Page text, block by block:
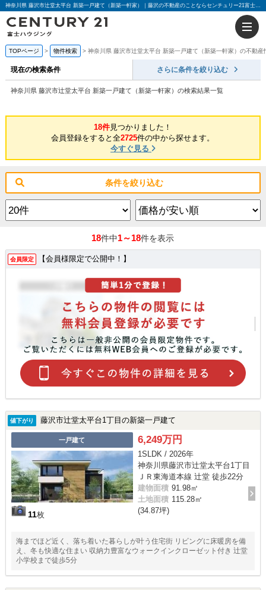
神奈川県 藤沢市辻堂太平台 新築一戸建て（新築一軒家）｜藤沢の不動産のことならセンチュリー21富士ハウジング
TOPページ 物件検索 神奈川県 藤沢市辻堂太平台 新築一戸建て（新築一軒家）の不動産
現在の検索条件 さらに条件を絞り込む
神奈川県 藤沢市辻堂太平台 新築一戸建て（新築一軒家）の検索結果一覧
18件見つかりました！
会員登録をすると全2725件の中から探せます。
今すぐ見る
条件を絞り込む
18件中1～18件を表示
会員限定 【会員様限定で公開中！】
値下がり 藤沢市辻堂太平台1丁目の新築一戸建て
一戸建て
11枚
6,249万円
1SLDK / 2026年
神奈川県藤沢市辻堂太平台1丁目
ＪＲ東海道本線 辻堂 徒歩22分
建物面積 91.98㎡
土地面積 115.28㎡
(34.87坪)
海までほど近く、落ち着いた暮らしが叶う住宅街 リビングに床暖房を備
え、冬も快適な住まい 収納力豊富なウォークインクローゼット付き 辻堂
小学校まで徒歩5分